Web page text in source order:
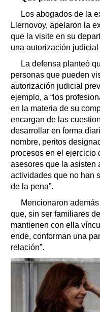
Los abogados de la
Llernovoy, apelaron la
que la visite en su
una autorización judicial
La defensa planteó
personas que pueden
autorización judicial
ejemplo, a “los
en la materia de su
encargan de las
desarrollar en forma
nombre, peritos
procesos en el ejercicio
asesores que la asisten
actividades que no han
de la pena”.
Mencionaron
que, sin ser familiares
mantienen con ella
ende, conforman una
relación”.